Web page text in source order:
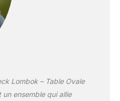
Lombok – Table Ovale
un ensemble qui allie